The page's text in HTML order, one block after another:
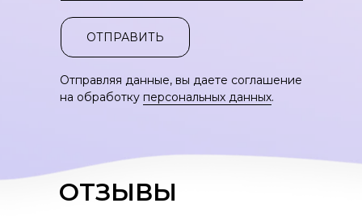
ОТПРАВИТЬ
Отправляя данные, вы даете соглашение
на обработку персональных данных.
ОТЗЫВЫ